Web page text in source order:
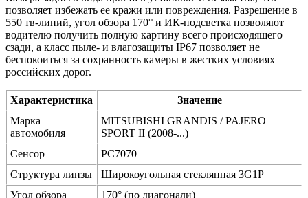
позволяет избежать ее кражи или повреждения. Разрешение в
550 тв-линий, угол обзора 170° и ИК-подсветка позволяют
водителю получить полную картину всего происходящего
сзади, а класс пыле- и влагозащиты IP67 позволяет не
беспокоиться за сохранность камеры в жестких условиях
российских дорог.
Характеристика
Значение
Марка
автомобиля
MITSUBISHI GRANDIS / PAJERO
SPORT II (2008-...)
Сенсор
PC7070
Структура линзы
Широкоугольная стеклянная 3G1P
Угол обзора
170° (по диагонали)